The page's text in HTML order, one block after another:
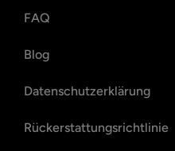
FAQ
Blog
Datenschutzerklärung
Rückerstattungsrichtlinie